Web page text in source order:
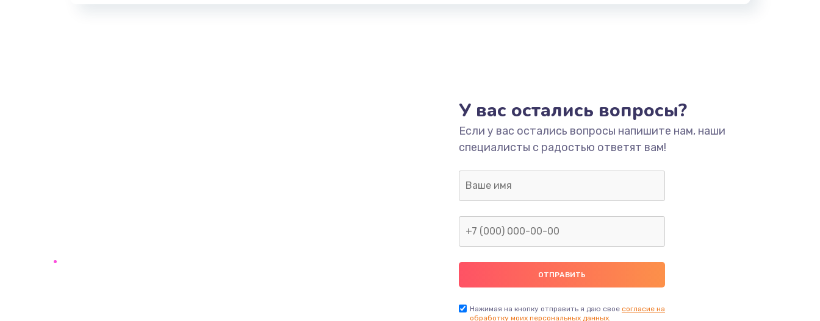
У вас остались вопросы?
Если у вас остались вопросы напишите нам, наши
специалисты с радостью ответят вам!
Нажимая на кнопку отправить я даю свое согласие на
обработку моих персональных данных.